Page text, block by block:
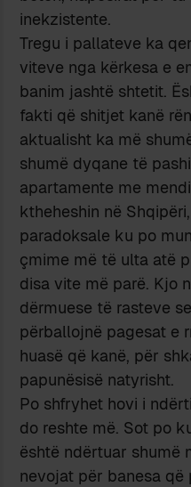
inekzistente.
Tregu i pallateve ka
viteve nga kërkesa e
banim jashtë shtetit.
fakti që shitjet kanë
aktualisht ka më
shumë dyqane të
apartamente me
ktheheshin në
paradoksale ku po
çmime më të ulta atë
disa vite më parë. Kjo
dërmuese të rasteve
përballojnë pagesat e
huasë që kanë, për
papunësisë natyrisht.
Po shfryhet hovi i
do reshte më. Sot po
është ndërtuar shumë
nevojat për banesa